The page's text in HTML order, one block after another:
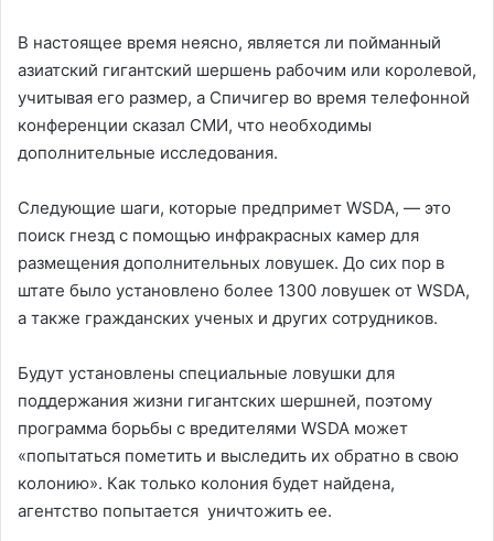
В настоящее время неясно, является ли пойманный
азиатский гигантский шершень рабочим или королевой,
учитывая его размер, а Спичигер во время телефонной
конференции сказал СМИ, что необходимы
дополнительные исследования.
Следующие шаги, которые предпримет WSDA, — это
поиск гнезд с помощью инфракрасных камер для
размещения дополнительных ловушек. До сих пор в
штате было установлено более 1300 ловушек от WSDA,
а также гражданских ученых и других сотрудников.
Будут установлены специальные ловушки для
поддержания жизни гигантских шершней, поэтому
программа борьбы с вредителями WSDA может
«попытаться пометить и выследить их обратно в свою
колонию». Как только колония будет найдена,
агентство попытается уничтожить ее.